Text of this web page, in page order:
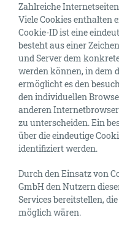
Zahlreiche
Viele Cookies enthalten
Cookie-ID ist eine
besteht aus einer
und Server dem
werden können, in dem
ermöglicht es den
den individuellen
anderen
zu unterscheiden. Ein
über die eindeutige
identifiziert werden.
Durch den Einsatz von
GmbH den Nutzern
Services bereitstellen,
möglich wären.